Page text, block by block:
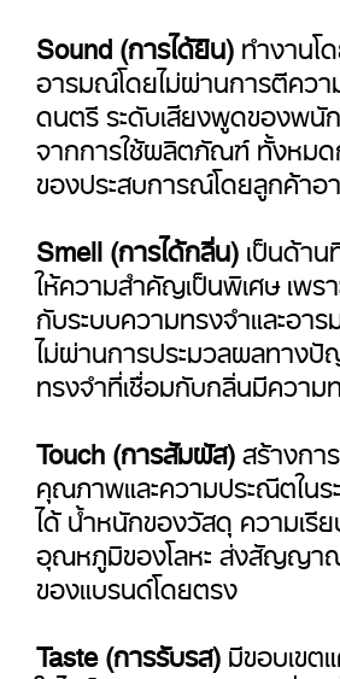
Sound (การได้ยิน)ทำงานโ
อารมณ์โดยไม่ผ่านการตีควา
ดนตรี ระดับเสียงพูดของพนั
จากการใช้ผลิตภัณฑ์ ทั้งหม
ของประสบการณ์โดยลูกค้าอ
Smell (การได้กลิ่น)เป็นด้า
ให้ความสำคัญเป็นพิเศษ เพร
กับระบบความทรงจำและอา
ไม่ผ่านการประมวลผลทาง
ทรงจำที่เชื่อมกับกลิ่นมีความ
Touch (การสัมผัส)สร้างกา
คุณภาพและความประณีตใน
ได้ น้ำหนักของวัสดุ ความเ
อุณหภูมิของโลหะ ส่งสัญญา
ของแบรนด์โดยตรง
Taste (การรับรส)มีขอบเขต